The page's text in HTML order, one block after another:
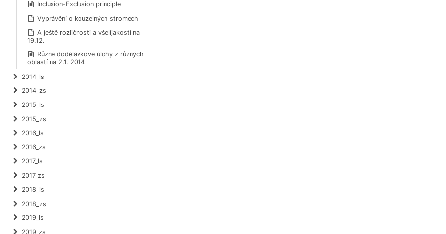
Inclusion-Exclusion principle
Vyprávění o kouzelných stromech
A ještě rozličnosti a všelijakosti na
19.12.
Různé dodělávkové úlohy z různých
oblastí na 2.1. 2014
2014_ls
2014_zs
2015_ls
2015_zs
2016_ls
2016_zs
2017_ls
2017_zs
2018_ls
2018_zs
2019_ls
2019_zs